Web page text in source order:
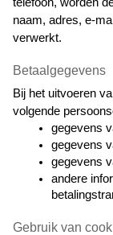
telefoon, worden
naam, adres, e-
verwerkt.
Betaalgegevens
Bij het uitvoeren
volgende
gegevens
gegevens
gegevens
andere
Gebruik van